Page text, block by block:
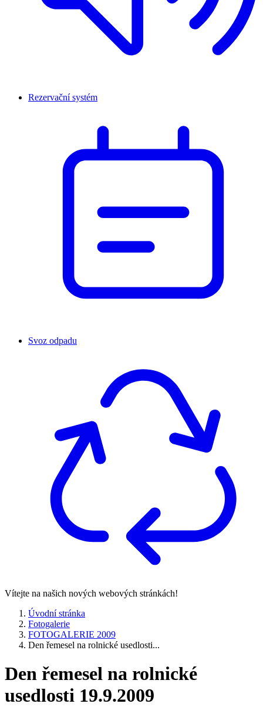
Rezervační systém
Svoz odpadu
Vítejte na našich nových webových stránkách!
Úvodní stránka
Fotogalerie
FOTOGALERIE 2009
Den řemesel na rolnické usedlosti...
Den řemesel na rolnické
usedlosti 19.9.2009